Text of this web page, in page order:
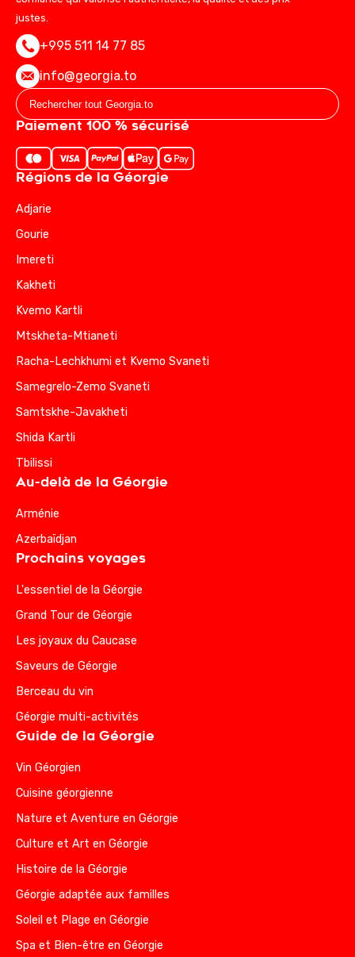
justes.
+995 511 14 77 85
info@georgia.to
Paiement 100 % sécurisé
Régions de la Géorgie
Adjarie
Gourie
Imereti
Kakheti
Kvemo Kartli
Mtskheta-Mtianeti
Racha-Lechkhumi et Kvemo Svaneti
Samegrelo-Zemo Svaneti
Samtskhe-Javakheti
Shida Kartli
Tbilissi
Au-delà de la Géorgie
Arménie
Azerbaïdjan
Prochains voyages
L'essentiel de la Géorgie
Grand Tour de Géorgie
Les joyaux du Caucase
Saveurs de Géorgie
Berceau du vin
Géorgie multi-activités
Guide de la Géorgie
Vin Géorgien
Cuisine géorgienne
Nature et Aventure en Géorgie
Culture et Art en Géorgie
Histoire de la Géorgie
Géorgie adaptée aux familles
Soleil et Plage en Géorgie
Spa et Bien-être en Géorgie